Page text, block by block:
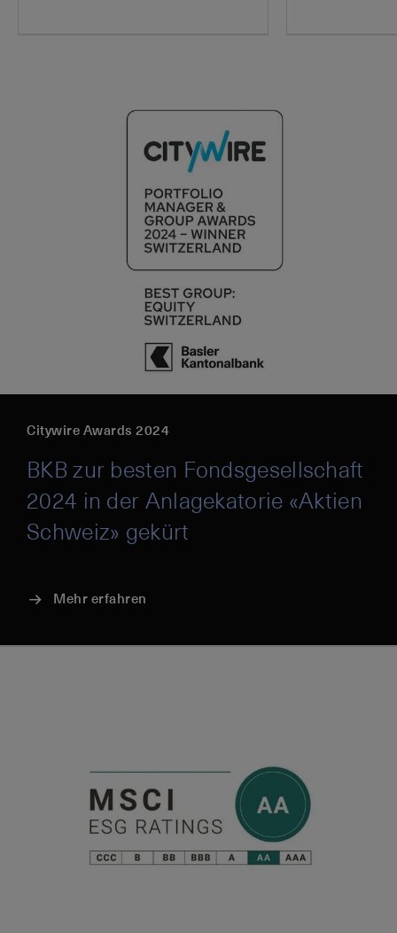
Citywire Awards 2024
BKB zur besten Fondsgesellschaft
2024 in der Anlagekatorie «Aktien
Schweiz» gekürt
Mehr erfahren